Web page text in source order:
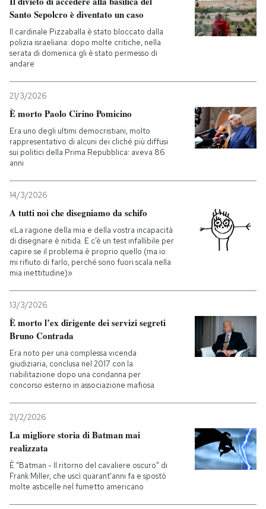
Santo Sepolcro è diventato un caso
Il cardinale Pizzaballa è stato bloccato dalla
polizia israeliana: dopo molte critiche, nella
serata di domenica gli è stato permesso di
andare
21/3/2026
È morto Paolo Cirino Pomicino
Era uno degli ultimi democristiani, molto
rappresentativo di alcuni dei cliché più diffusi
sui politici della Prima Repubblica: aveva 86
anni
14/3/2026
A tutti noi che disegniamo da schifo
«La ragione della mia e della vostra incapacità
di disegnare è nitida. E c’è un test infallibile per
capire se il problema è proprio quello (ma io
mi rifiuto di farlo, perché sono fuori scala nella
mia inettitudine)»
13/3/2026
È morto l’ex dirigente dei servizi segreti
Bruno Contrada
Era noto per una complessa vicenda
giudiziaria, conclusa nel 2017 con la
riabilitazione dopo una condanna per
concorso esterno in associazione mafiosa
21/2/2026
La migliore storia di Batman mai
realizzata
È “Batman - Il ritorno del cavaliere oscuro” di
Frank Miller, che uscì quarant'anni fa e spostò
molte asticelle nel fumetto americano